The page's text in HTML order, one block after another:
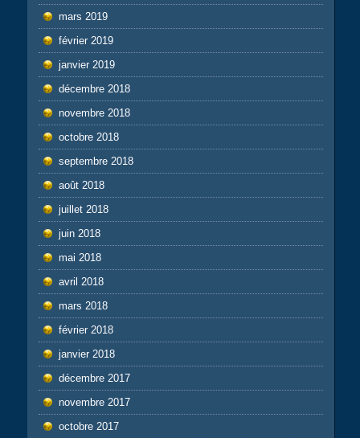
mars 2019
février 2019
janvier 2019
décembre 2018
novembre 2018
octobre 2018
septembre 2018
août 2018
juillet 2018
juin 2018
mai 2018
avril 2018
mars 2018
février 2018
janvier 2018
décembre 2017
novembre 2017
octobre 2017